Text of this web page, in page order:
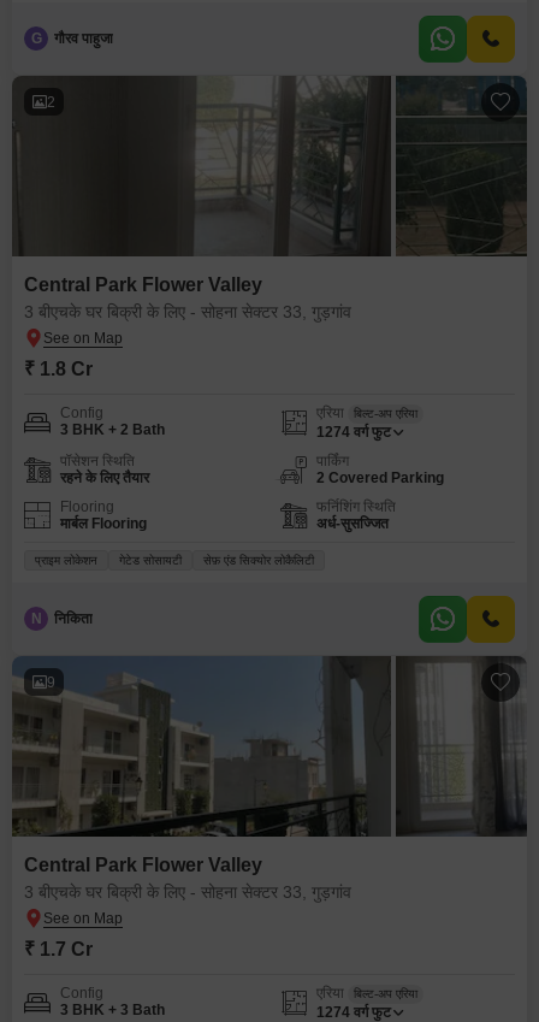
G गौरव पाहुजा
2
Central Park Flower Valley
3 बीएचके घर बिक्री के लिए - सोहना सेक्टर 33, गुड़गांव
₹ 1.8 Cr
Config
3 BHK + 2 Bath
एरिया बिल्ट-अप एरिया
1274 वर्ग फुट
पॉसेशन स्थिति
रहने के लिए तैयार
पार्किंग
2 Covered Parking
Flooring
मार्बल Flooring
फर्निशिंग स्थिति
अर्ध-सुसज्जित
प्राइम लोकेशन गेटेड सोसायटी सेफ़ एंड सिक्योर लोकैलिटी
N निकिता
9
Central Park Flower Valley
3 बीएचके घर बिक्री के लिए - सोहना सेक्टर 33, गुड़गांव
₹ 1.7 Cr
Config
3 BHK + 3 Bath
एरिया बिल्ट-अप एरिया
1274 वर्ग फुट